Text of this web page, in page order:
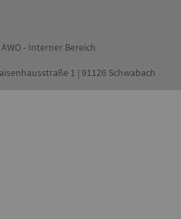
- Interner Bereich
1 | 91126 Schwabach